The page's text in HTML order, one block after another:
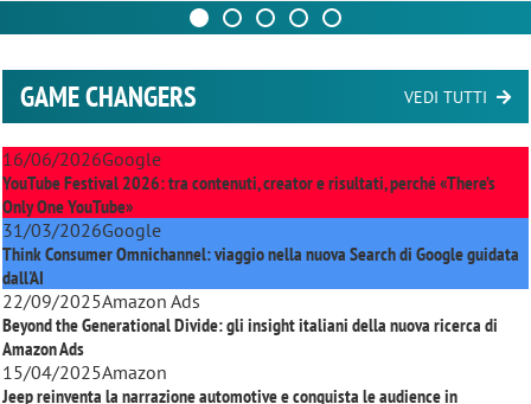
GAME CHANGERS VEDI TUTTI
16/06/2026Google
YouTube Festival 2026: tra contenuti, creator e risultati, perché «There’s
Only One YouTube»
31/03/2026Google
Think Consumer Omnichannel: viaggio nella nuova Search di Google guidata
dall'AI
22/09/2025Amazon Ads
Beyond the Generational Divide: gli insight italiani della nuova ricerca di
Amazon Ads
15/04/2025Amazon
Jeep reinventa la narrazione automotive e conquista le audience in